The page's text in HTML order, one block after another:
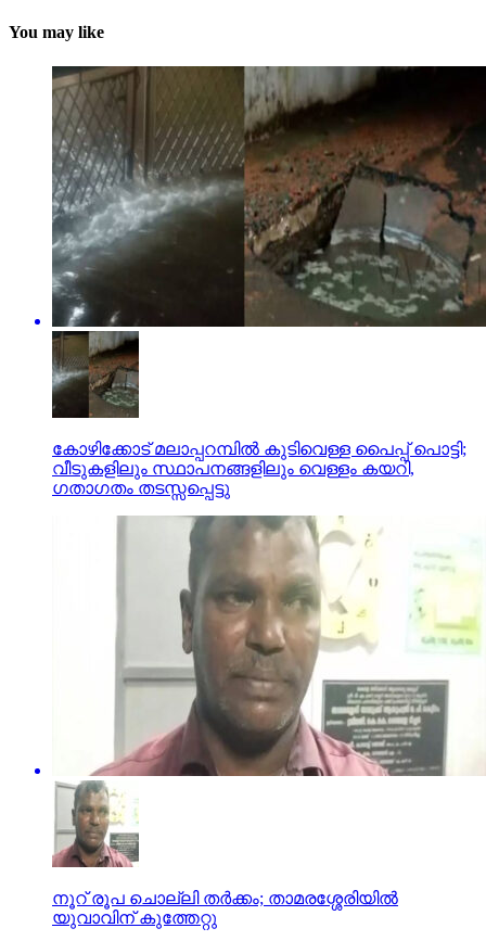
You may like
കോഴിക്കോട് മലാപ്പറമ്പില്‍ കുടിവെള്ള പൈപ്പ് പൊട്ടി;
വീടുകളിലും സ്ഥാപനങ്ങളിലും വെള്ളം കയറി,
ഗതാഗതം തടസ്സപ്പെട്ടു
നൂറ് രൂപ ചൊല്ലി തര്‍ക്കം; താമരശ്ശേരിയില്‍
യുവാവിന് കുത്തേറ്റു